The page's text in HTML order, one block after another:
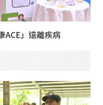
ACE」遠離疾病